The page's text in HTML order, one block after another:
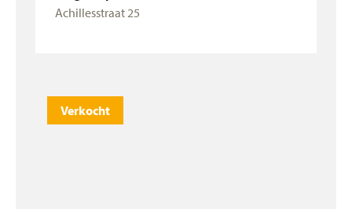
Achillesstraat 25
Verkocht